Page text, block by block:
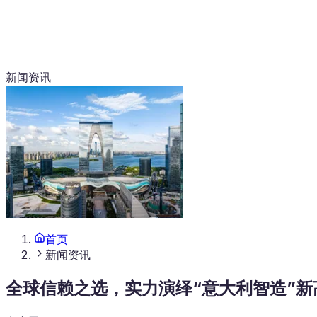
新闻资讯
首页
新闻资讯
全球信赖之选，实力演绎“意大利智造”